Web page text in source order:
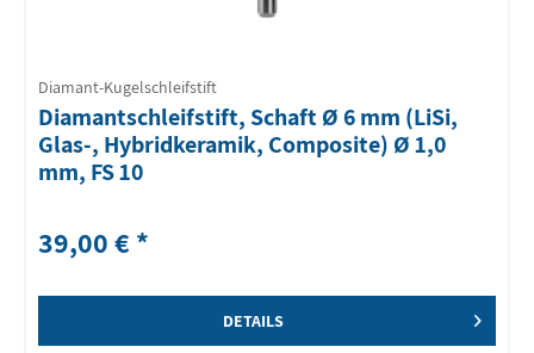
Diamant-Kugelschleifstift
Diamantschleifstift, Schaft Ø 6 mm (LiSi,
Glas-, Hybridkeramik, Composite) Ø 1,0
mm, FS 10
39,00 € *
DETAILS